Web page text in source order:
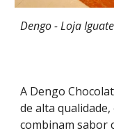
Dengo - Loja I
A Dengo
de alta
combinam sabor